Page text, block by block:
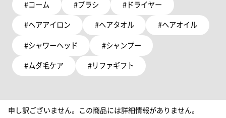
#コーム #ブラシ #ドライヤー
#ヘアアイロン #ヘアタオル #ヘアオイル
#シャワーヘッド #シャンプー
#ムダ毛ケア #リファギフト
申し訳ございません。この商品には詳細情報がありません。